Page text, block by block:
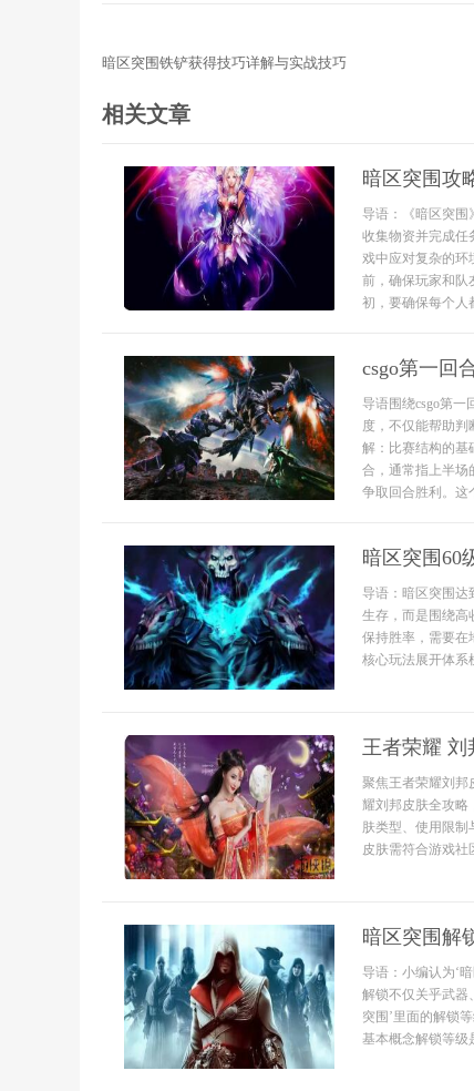
暗区突围铁铲获得技巧详解与实战技巧
相关文章
暗区突围攻
导语：《暗区突围
收集物资并完成任
戏中应对复杂的环
前，确保玩家和队
初，要确保每个人
csgo第一回
导语围绕csgo第一
度，不仅能帮助判
解：比赛结构的基
合，通常指上半场
争取回合胜利。这
暗区突围60
导语：暗区突围达
生存，而是围绕高
保持胜率，需要在
核心玩法展开体系
王者荣耀 刘
聚焦王者荣耀刘邦
耀刘邦皮肤全攻略
肤类型、使用限制
皮肤需符合游戏社
暗区突围解
导语：小编认为‘
解锁不仅关乎武器
突围’里面的解锁
基本概念解锁等级